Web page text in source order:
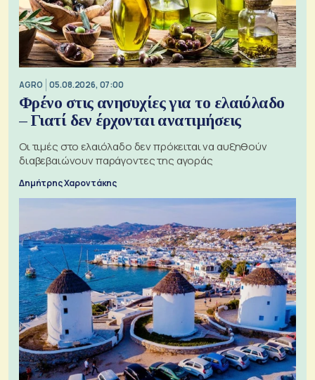
AGRO 05.08.2026, 07:00
Φρένο στις ανησυχίες για το ελαιόλαδο
– Γιατί δεν έρχονται ανατιμήσεις
Οι τιμές στο ελαιόλαδο δεν πρόκειται να αυξηθούν
διαβεβαιώνουν παράγοντες της αγοράς
Δημήτρης Χαροντάκης